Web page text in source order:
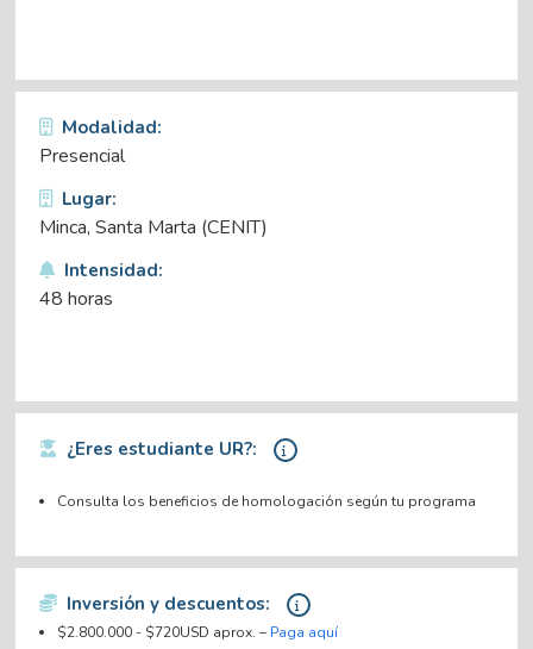
Modalidad:
Presencial
Lugar:
Minca, Santa Marta (CENIT)
Intensidad:
48 horas
¿Eres estudiante UR?:
Consulta los beneficios de homologación según tu programa
Inversión y descuentos:
$2.800.000 - $720USD aprox. – Paga aquí